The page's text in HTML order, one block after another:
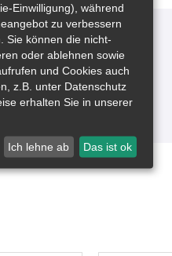
Einwilligung), während
zu verbessern
Sie können die nicht-
oder ablehnen sowie
und Cookies auch
z.B. unter Datenschutz
erhalten Sie in unserer
Ich lehne ab Das ist ok